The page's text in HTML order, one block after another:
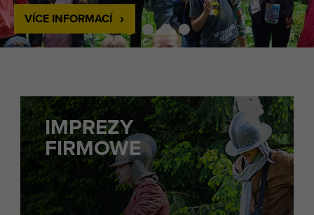
VÍCE INFORMACÍ
IMPREZY
FIRMOWE